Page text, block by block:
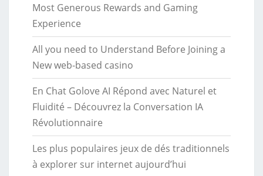
Most Generous Rewards and Gaming
Experience
All you need to Understand Before Joining a
New web-based casino
En Chat Golove AI Répond avec Naturel et
Fluidité – Découvrez la Conversation IA
Révolutionnaire
Les plus populaires jeux de dés traditionnels
à explorer sur internet aujourd’hui